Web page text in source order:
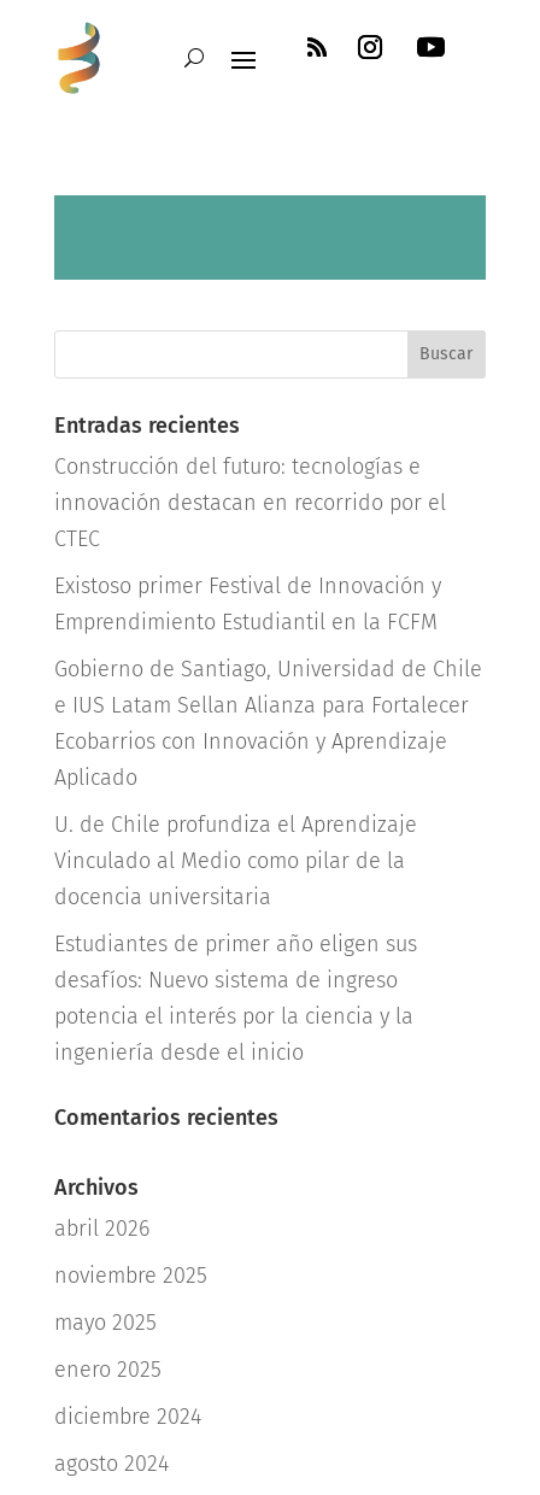
Entradas recientes
Construcción del futuro: tecnologías e
innovación destacan en recorrido por el
CTEC
Existoso primer Festival de Innovación y
Emprendimiento Estudiantil en la FCFM
Gobierno de Santiago, Universidad de Chile
e IUS Latam Sellan Alianza para Fortalecer
Ecobarrios con Innovación y Aprendizaje
Aplicado
U. de Chile profundiza el Aprendizaje
Vinculado al Medio como pilar de la
docencia universitaria
Estudiantes de primer año eligen sus
desafíos: Nuevo sistema de ingreso
potencia el interés por la ciencia y la
ingeniería desde el inicio
Comentarios recientes
Archivos
abril 2026
noviembre 2025
mayo 2025
enero 2025
diciembre 2024
agosto 2024